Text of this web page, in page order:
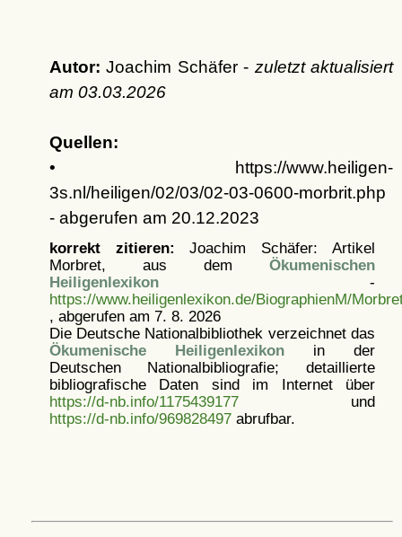
Autor: Joachim Schäfer - zuletzt aktualisiert
am 03.03.2026
Quellen:
• https://www.heiligen-
3s.nl/heiligen/02/03/02-03-0600-morbrit.php
- abgerufen am 20.12.2023
korrekt zitieren: Joachim Schäfer: Artikel
Morbret, aus dem Ökumenischen
Heiligenlexikon-
https://www.heiligenlexikon.de/BiographienM/
, abgerufen am 7. 8. 2026
Die Deutsche Nationalbibliothek verzeichnet das
Ökumenische Heiligenlexikonin der
Deutschen Nationalbibliografie; detaillierte
bibliografische Daten sind im Internet über
https://d-nb.info/1175439177und
https://d-nb.info/969828497abrufbar.